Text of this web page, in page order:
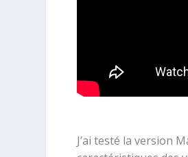
J’ai testé la version